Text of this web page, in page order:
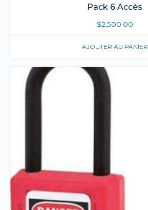
Pack 6 Accès
$2,500.00
AJOUTER AU PANIER